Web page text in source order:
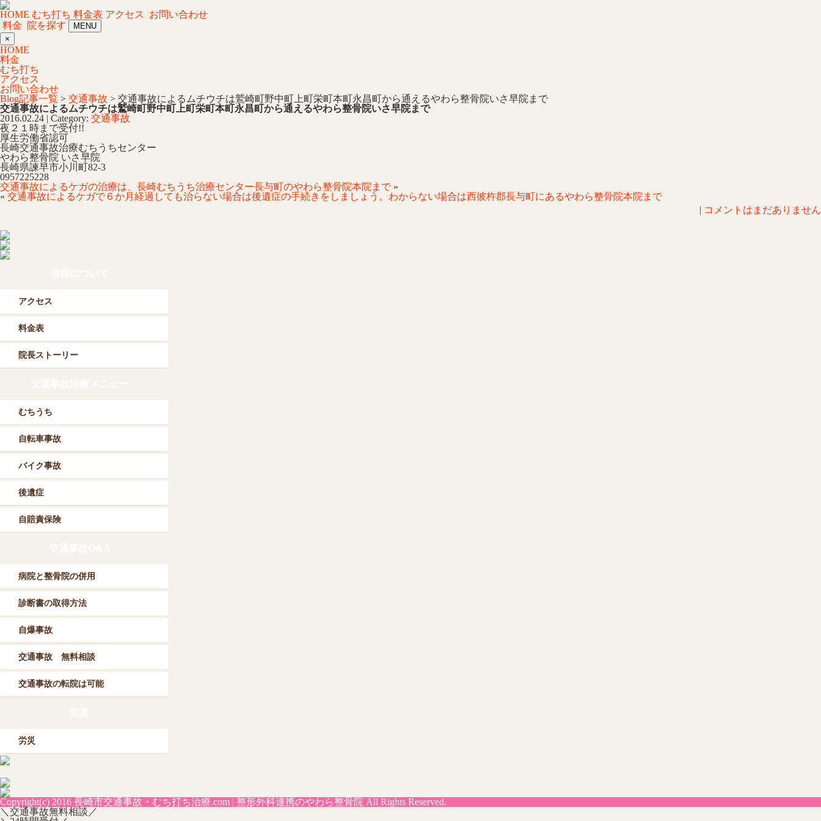
HOME むち打ち 料金表 アクセス
お問い合わせ
料金
院を探す
MENU
×
HOME
料金
むち打ち
アクセス
お問い合わせ
Blog記事一覧 > 交通事故 > 交通事故によるムチウチは鷲崎町野中町上町栄町本町永昌町から通えるやわら整骨院いさ早院まで
交通事故によるムチウチは鷲崎町野中町上町栄町本町永昌町から通えるやわら整骨院いさ早院まで
2016.02.24 | Category: 交通事故
夜２１時まで受付!!
厚生労働省認可
長崎交通事故治療むちうちセンター
やわら整骨院 いさ早院
長崎県諫早市小川町82-3
0957225228
交通事故によるケガの治療は、長崎むちうち治療センター長与町のやわら整骨院本院まで»
« 交通事故によるケガで６か月経過しても治らない場合は後遺症の手続きをしましょう。わからない場合は西彼杵郡長与町にあるやわら整骨院本院まで
| コメントはまだありません
アクセス
料金表
院長ストーリー
むちうち
自転車事故
バイク事故
後遺症
自賠責保険
病院と整骨院の併用
診断書の取得方法
自爆事故
交通事故 無料相談
交通事故の転院は可能
労災
Copyright(c) 2016 長崎市交通事故・むち打ち治療.com | 整形外科連携のやわら整骨院 All Rights Reserved.
＼交通事故無料相談／